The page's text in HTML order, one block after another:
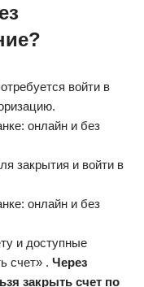
войти в
закрытия и войти в
и доступные
счет» . Через
закрыть счет по